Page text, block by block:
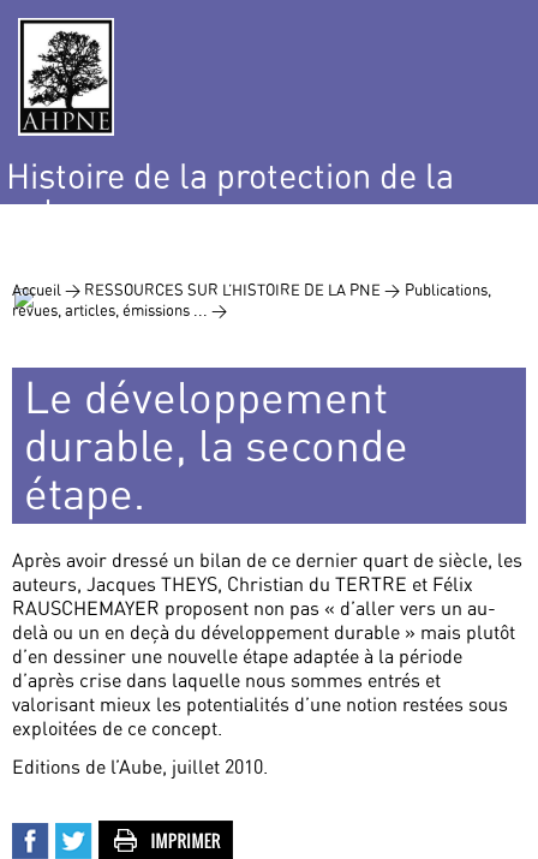
Histoire de la protection de la
nature
Accueil > RESSOURCES SUR L’HISTOIRE DE LA PNE > Publications,
revues, articles, émissions ... >
Le développement
durable, la seconde
étape.
Après avoir dressé un bilan de ce dernier quart de siècle, les
auteurs, Jacques THEYS, Christian du TERTRE et Félix
RAUSCHEMAYER proposent non pas « d’aller vers un au-
delà ou un en deçà du développement durable » mais plutôt
d’en dessiner une nouvelle étape adaptée à la période
d’après crise dans laquelle nous sommes entrés et
valorisant mieux les potentialités d’une notion restées sous
exploitées de ce concept.
Editions de l’Aube, juillet 2010.